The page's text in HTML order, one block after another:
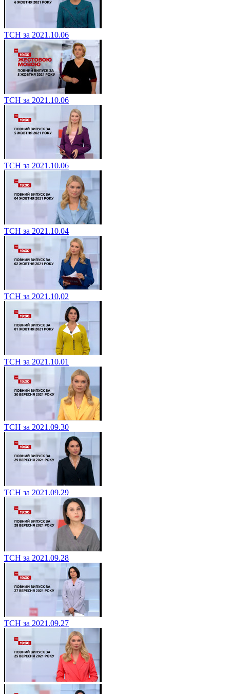
ТСН за 2021.10.06
ТСН за 2021.10.06
ТСН за 2021.10.06
ТСН за 2021.10.04
ТСН за 2021.10,02
ТСН за 2021.10.01
ТСН за 2021.09.30
ТСН за 2021.09.29
ТСН за 2021.09.28
ТСН за 2021.09.27